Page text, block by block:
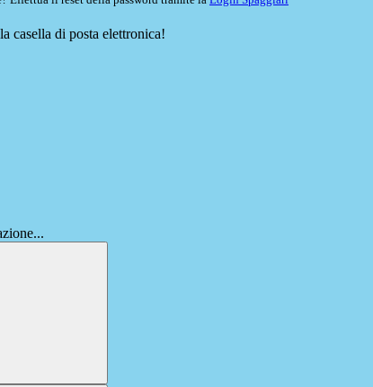
casella di posta elettronica!